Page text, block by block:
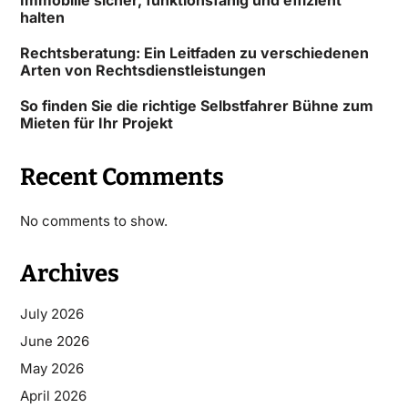
halten
Rechtsberatung: Ein Leitfaden zu verschiedenen
Arten von Rechtsdienstleistungen
So finden Sie die richtige Selbstfahrer Bühne zum
Mieten für Ihr Projekt
Recent Comments
No comments to show.
Archives
July 2026
June 2026
May 2026
April 2026